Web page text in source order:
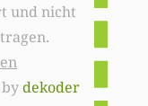
und nicht
bydekoder